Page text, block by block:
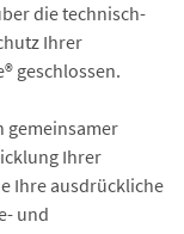
die technisch-
Ihrer
geschlossen.
gemeinsamer
Ihrer
Ihre ausdrückliche
und